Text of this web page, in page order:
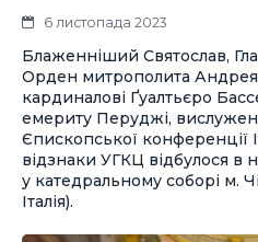
6 листопада 2023
Блаженніший Святослав,
Орден митрополита
кардиналові Ґуалтьєро
емериту Перуджі,
Єпископської конференції
відзнаки УГКЦ відбулося в
у катедральному соборі м.
Італія).